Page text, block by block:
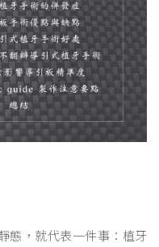
態，就代表一件事：植牙